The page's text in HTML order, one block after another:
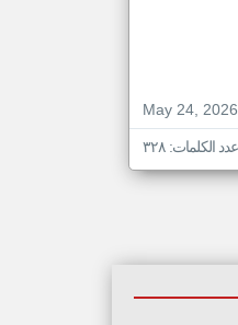
May 24, 2026
عدد الكلمات: ٣٢٨